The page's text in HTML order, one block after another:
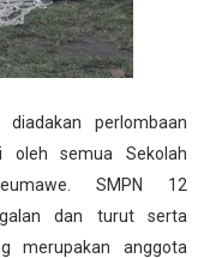
perlombaan
oleh semua Sekolah
SMPN 12
dan turut serta
merupakan anggota